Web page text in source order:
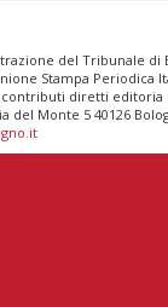
del Tribunale di
Stampa Periodica
diretti editoria
del Monte 5 40126